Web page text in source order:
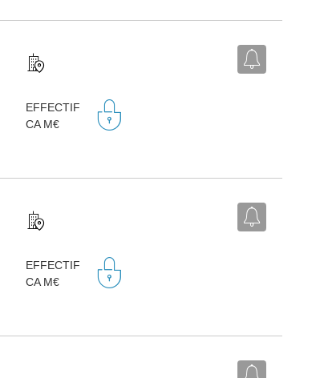
EFFECTIF
CA M€
EFFECTIF
CA M€